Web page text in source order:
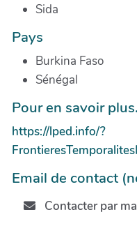
Sida
Pays
Burkina Faso
Sénégal
Pour en savoir
https://lped.info/?
Email de contact
Contacter par